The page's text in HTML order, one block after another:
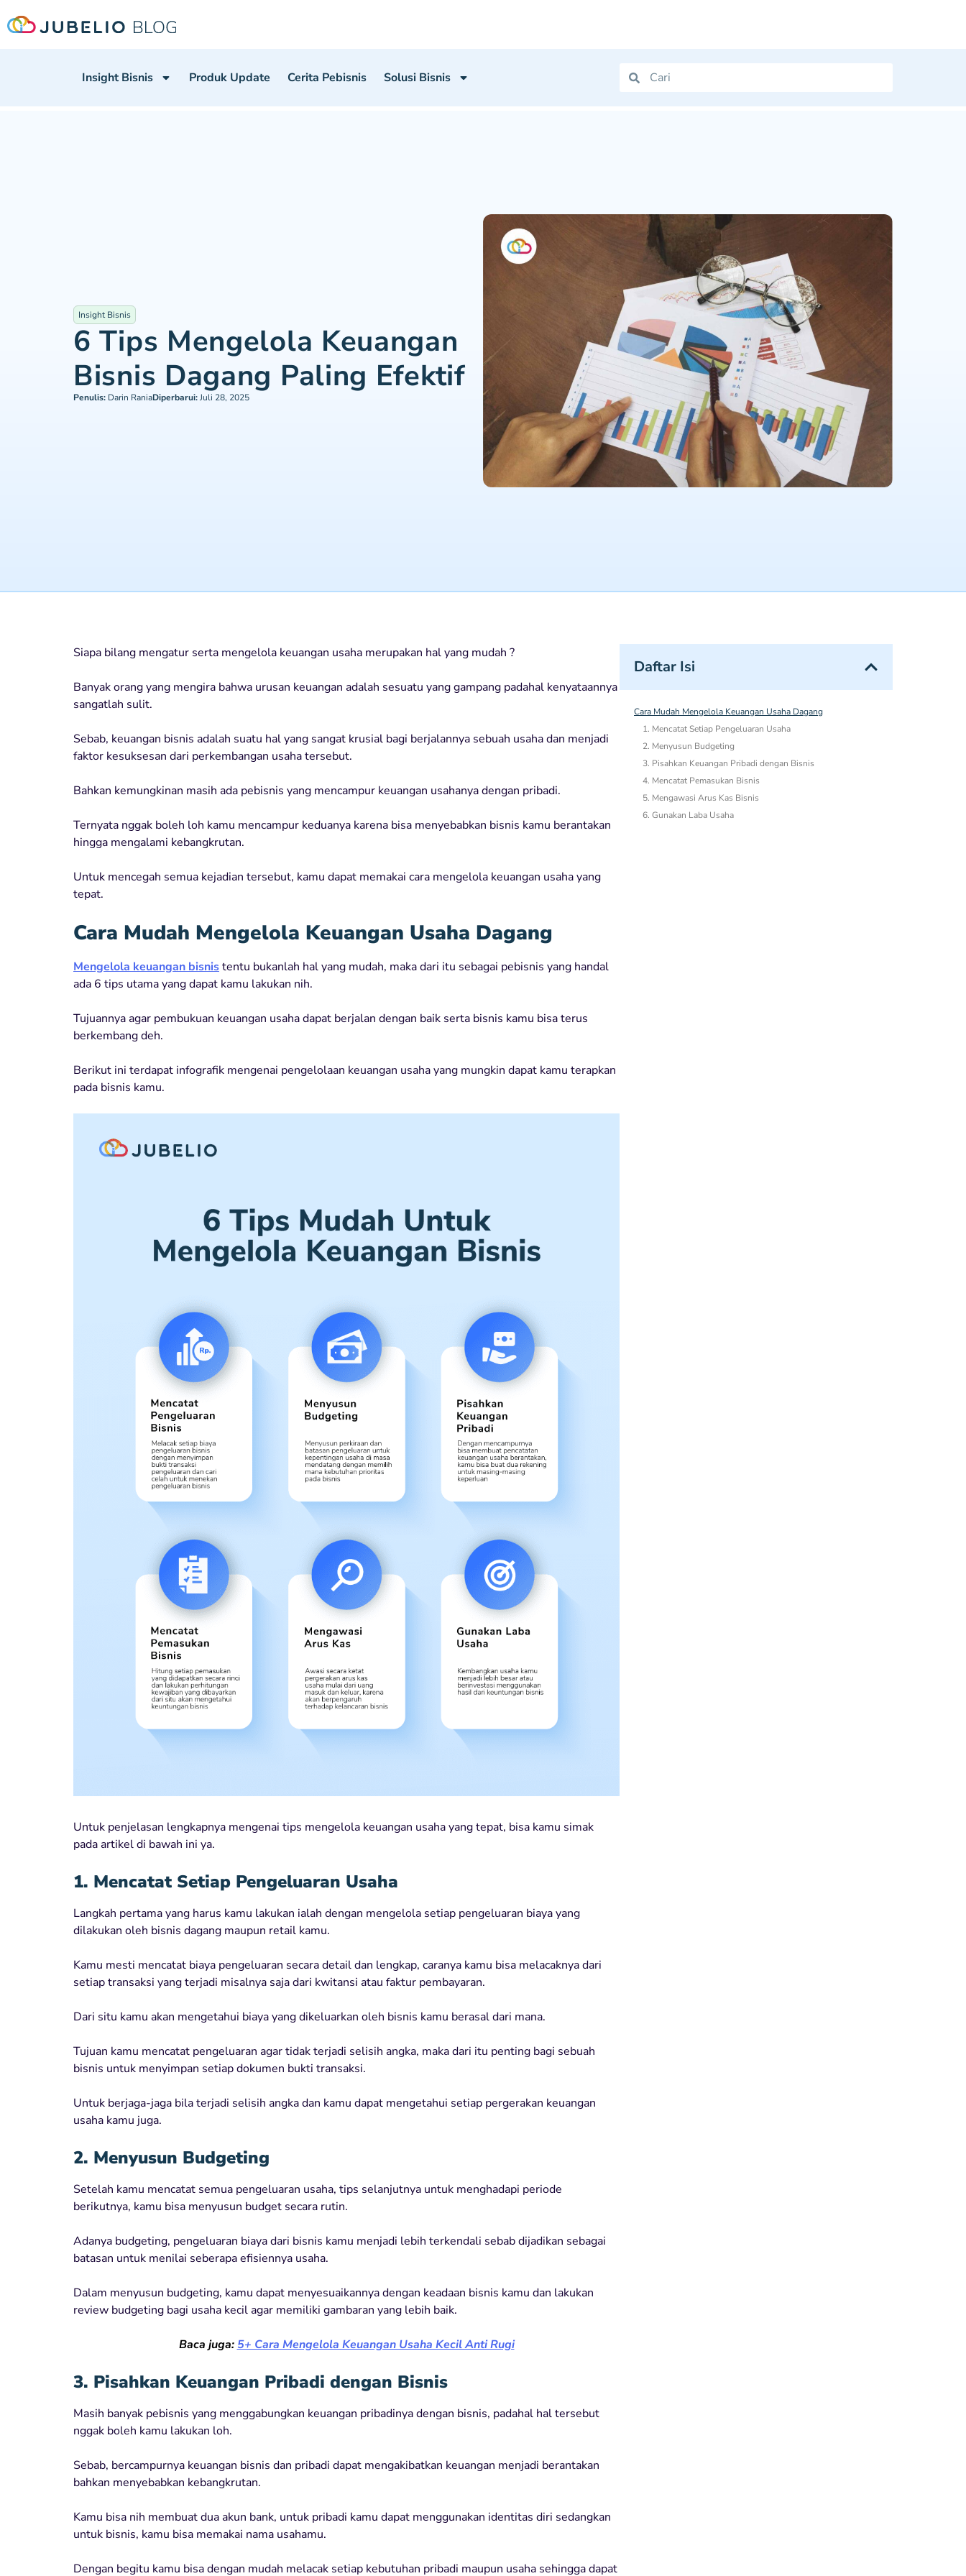
Insight Bisnis Produk Update Cerita Pebisnis Solusi Bisnis
Insight Bisnis
6 Tips Mengelola Keuangan
Bisnis Dagang Paling Efektif
Penulis: Darin RaniaDiperbarui:Juli 28, 2025
Siapa bilang mengatur serta mengelola keuangan usaha merupakan hal yang mudah ?
Banyak orang yang mengira bahwa urusan keuangan adalah sesuatu yang gampang padahal kenyataannya
sangatlah sulit.
Sebab, keuangan bisnis adalah suatu hal yang sangat krusial bagi berjalannya sebuah usaha dan menjadi
faktor kesuksesan dari perkembangan usaha tersebut.
Bahkan kemungkinan masih ada pebisnis yang mencampur keuangan usahanya dengan pribadi.
Ternyata nggak boleh loh kamu mencampur keduanya karena bisa menyebabkan bisnis kamu berantakan
hingga mengalami kebangkrutan.
Untuk mencegah semua kejadian tersebut, kamu dapat memakai cara mengelola keuangan usaha yang
tepat.
Cara Mudah Mengelola Keuangan Usaha Dagang
Mengelola keuangan bisnistentu bukanlah hal yang mudah, maka dari itu sebagai pebisnis yang handal
ada 6 tips utama yang dapat kamu lakukan nih.
Tujuannya agar pembukuan keuangan usaha dapat berjalan dengan baik serta bisnis kamu bisa terus
berkembang deh.
Berikut ini terdapat infografik mengenai pengelolaan keuangan usaha yang mungkin dapat kamu terapkan
pada bisnis kamu.
Untuk penjelasan lengkapnya mengenai tips mengelola keuangan usaha yang tepat, bisa kamu simak
pada artikel di bawah ini ya.
1. Mencatat Setiap Pengeluaran Usaha
Langkah pertama yang harus kamu lakukan ialah dengan mengelola setiap pengeluaran biaya yang
dilakukan oleh bisnis dagang maupun retail kamu.
Kamu mesti mencatat biaya pengeluaran secara detail dan lengkap, caranya kamu bisa melacaknya dari
setiap transaksi yang terjadi misalnya saja dari kwitansi atau faktur pembayaran.
Dari situ kamu akan mengetahui biaya yang dikeluarkan oleh bisnis kamu berasal dari mana.
Tujuan kamu mencatat pengeluaran agar tidak terjadi selisih angka, maka dari itu penting bagi sebuah
bisnis untuk menyimpan setiap dokumen bukti transaksi.
Untuk berjaga-jaga bila terjadi selisih angka dan kamu dapat mengetahui setiap pergerakan keuangan
usaha kamu juga.
2. Menyusun Budgeting
Setelah kamu mencatat semua pengeluaran usaha, tips selanjutnya untuk menghadapi periode
berikutnya, kamu bisa menyusun budget secara rutin.
Adanya budgeting, pengeluaran biaya dari bisnis kamu menjadi lebih terkendali sebab dijadikan sebagai
batasan untuk menilai seberapa efisiennya usaha.
Dalam menyusun budgeting, kamu dapat menyesuaikannya dengan keadaan bisnis kamu dan lakukan
review budgeting bagi usaha kecil agar memiliki gambaran yang lebih baik.
Baca juga: 5+ Cara Mengelola Keuangan Usaha Kecil Anti Rugi
3. Pisahkan Keuangan Pribadi dengan Bisnis
Masih banyak pebisnis yang menggabungkan keuangan pribadinya dengan bisnis, padahal hal tersebut
nggak boleh kamu lakukan loh.
Sebab, bercampurnya keuangan bisnis dan pribadi dapat mengakibatkan keuangan menjadi berantakan
bahkan menyebabkan kebangkrutan.
Kamu bisa nih membuat dua akun bank, untuk pribadi kamu dapat menggunakan identitas diri sedangkan
untuk bisnis, kamu bisa memakai nama usahamu.
Dengan begitu kamu bisa dengan mudah melacak setiap kebutuhan pribadi maupun usaha sehingga dapat
Daftar Isi
Cara Mudah Mengelola Keuangan Usaha Dagang
1. Mencatat Setiap Pengeluaran Usaha
2. Menyusun Budgeting
3. Pisahkan Keuangan Pribadi dengan Bisnis
4. Mencatat Pemasukan Bisnis
5. Mengawasi Arus Kas Bisnis
6. Gunakan Laba Usaha